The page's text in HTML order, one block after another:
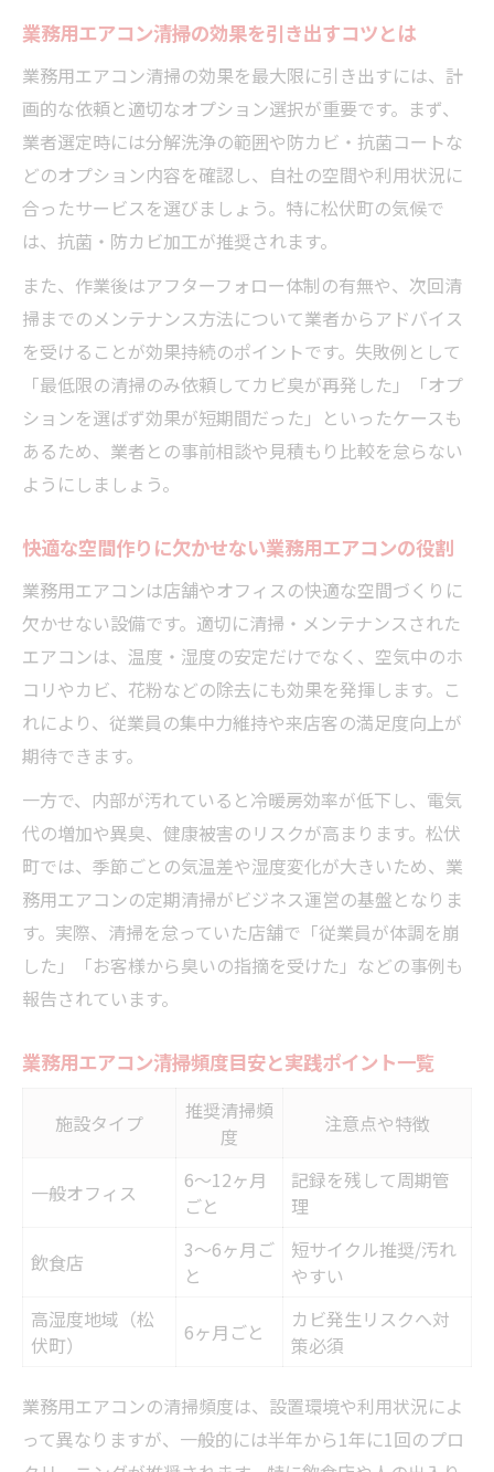
業務用エアコン清掃依頼時の比較チェック
表
依頼先選びで失敗しないための基準
損害保険や保証付きサービスの選び方
業務用エアコン清掃で重視すべきオプショ
ン
経営者目線で考えるコスト削減術
業務用エアコン清掃で失敗しない賢い選び方
業務用エアコン清掃業者の比較表で賢く選
ぶ
見積もり依頼から契約までの流れと注意点
埼玉県北葛飾郡松伏町で注目される選定基
準
予約時期や繁忙期の賢いタイミング活用
依頼後のフォローも充実した清掃サービス活用
術
業務用エアコン清掃後のアフターケア比較
表
再汚染防止に役立つメンテナンスポイント
清掃後のトラブル対応とサポート内容
定期メンテナンス契約のメリットと注意点
業務用エアコン長持ちのための管理方法
業務用エアコン清掃の効果を引き出すコツとは
業務用エアコン清掃の効果を最大限に引き出すには、計
画的な依頼と適切なオプション選択が重要です。まず、
業者選定時には分解洗浄の範囲や防カビ・抗菌コートな
どのオプション内容を確認し、自社の空間や利用状況に
合ったサービスを選びましょう。特に松伏町の気候で
は、抗菌・防カビ加工が推奨されます。
また、作業後はアフターフォロー体制の有無や、次回清
掃までのメンテナンス方法について業者からアドバイス
を受けることが効果持続のポイントです。失敗例として
「最低限の清掃のみ依頼してカビ臭が再発した」「オプ
ションを選ばず効果が短期間だった」といったケースも
あるため、業者との事前相談や見積もり比較を怠らない
ようにしましょう。
快適な空間作りに欠かせない業務用エアコンの役割
業務用エアコンは店舗やオフィスの快適な空間づくりに
欠かせない設備です。適切に清掃・メンテナンスされた
エアコンは、温度・湿度の安定だけでなく、空気中のホ
コリやカビ、花粉などの除去にも効果を発揮します。こ
れにより、従業員の集中力維持や来店客の満足度向上が
期待できます。
一方で、内部が汚れていると冷暖房効率が低下し、電気
代の増加や異臭、健康被害のリスクが高まります。松伏
町では、季節ごとの気温差や湿度変化が大きいため、業
務用エアコンの定期清掃がビジネス運営の基盤となりま
す。実際、清掃を怠っていた店舗で「従業員が体調を崩
した」「お客様から臭いの指摘を受けた」などの事例も
報告されています。
業務用エアコン清掃頻度目安と実践ポイント一覧
施設タイプ
推奨清掃頻
度
注意点や特徴
一般オフィス
6〜12ヶ月
ごと
記録を残して周期管
理
飲食店
3〜6ヶ月ご
と
短サイクル推奨/汚れ
やすい
高湿度地域（松
伏町）
6ヶ月ごと
カビ発生リスクへ対
策必須
業務用エアコンの清掃頻度は、設置環境や利用状況によ
って異なりますが、一般的には半年から1年に1回のプロ